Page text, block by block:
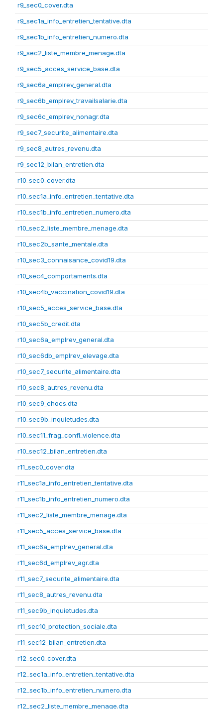
r9_sec0_cover.dta
r9_sec1a_info_entretien_tentative.dta
r9_sec1b_info_entretien_numero.dta
r9_sec2_liste_membre_menage.dta
r9_sec5_acces_service_base.dta
r9_sec6a_emplrev_general.dta
r9_sec6b_emplrev_travailsalarie.dta
r9_sec6c_emplrev_nonagr.dta
r9_sec7_securite_alimentaire.dta
r9_sec8_autres_revenu.dta
r9_sec12_bilan_entretien.dta
r10_sec0_cover.dta
r10_sec1a_info_entretien_tentative.dta
r10_sec1b_info_entretien_numero.dta
r10_sec2_liste_membre_menage.dta
r10_sec2b_sante_mentale.dta
r10_sec3_connaisance_covid19.dta
r10_sec4_comportaments.dta
r10_sec4b_vaccination_covid19.dta
r10_sec5_acces_service_base.dta
r10_sec5b_credit.dta
r10_sec6a_emplrev_general.dta
r10_sec6db_emplrev_elevage.dta
r10_sec7_securite_alimentaire.dta
r10_sec8_autres_revenu.dta
r10_sec9_chocs.dta
r10_sec9b_inquietudes.dta
r10_sec11_frag_confl_violence.dta
r10_sec12_bilan_entretien.dta
r11_sec0_cover.dta
r11_sec1a_info_entretien_tentative.dta
r11_sec1b_info_entretien_numero.dta
r11_sec2_liste_membre_menage.dta
r11_sec5_acces_service_base.dta
r11_sec6a_emplrev_general.dta
r11_sec6d_emplrev_agr.dta
r11_sec7_securite_alimentaire.dta
r11_sec8_autres_revenu.dta
r11_sec9b_inquietudes.dta
r11_sec10_protection_sociale.dta
r11_sec12_bilan_entretien.dta
r12_sec0_cover.dta
r12_sec1a_info_entretien_tentative.dta
r12_sec1b_info_entretien_numero.dta
r12_sec2_liste_membre_menage.dta